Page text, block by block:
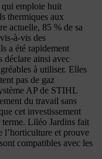
qui emploie huit
thermiques aux
actuelle, 85 % de sa
à-vis des
a été rapidement
déclare ainsi avec
à utiliser. Elles
pas de gaz
AP de STIHL
du travail sans
cet investissement
terme. Liléo Jardins fait
l’horticulture et prouve
compatibles avec les